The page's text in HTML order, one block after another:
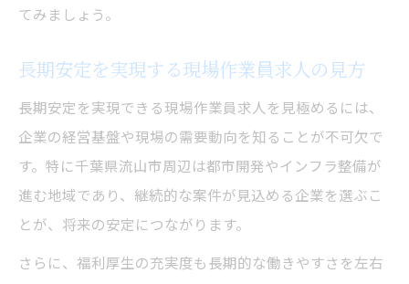
てみましょう。
長期安定を実現する現場作業員求人の見方
長期安定を実現できる現場作業員求人を見極めるには、
企業の経営基盤や現場の需要動向を知ることが不可欠で
す。特に千葉県流山市周辺は都市開発やインフラ整備が
進む地域であり、継続的な案件が見込める企業を選ぶこ
とが、将来の安定につながります。
さらに、福利厚生の充実度も長期的な働きやすさを左右